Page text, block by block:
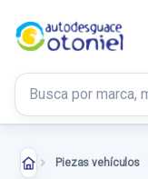
Buscar productos
Piezas vehículos